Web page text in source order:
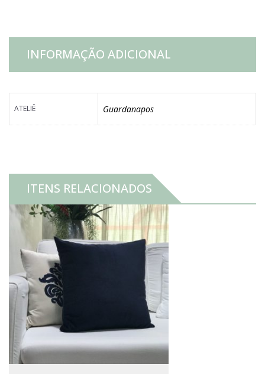
INFORMAÇÃO ADICIONAL
ATELIÊ Guardanapos
ITENS RELACIONADOS